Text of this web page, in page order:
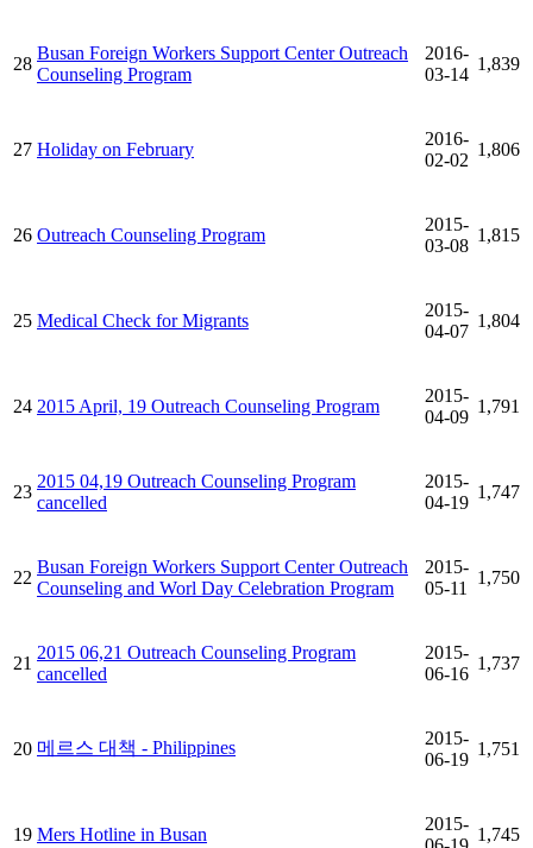
28
Busan Foreign Workers Support Center Outreach
Counseling Program
2016-
03-14
1,839
27 Holiday on February
2016-
02-02
1,806
26 Outreach Counseling Program
2015-
03-08
1,815
25 Medical Check for Migrants
2015-
04-07
1,804
24 2015 April, 19 Outreach Counseling Program
2015-
04-09
1,791
23
2015 04,19 Outreach Counseling Program
cancelled
2015-
04-19
1,747
22
Busan Foreign Workers Support Center Outreach
Counseling and Worl Day Celebration Program
2015-
05-11
1,750
21
2015 06,21 Outreach Counseling Program
cancelled
2015-
06-16
1,737
20 메르스 대책 - Philippines
2015-
06-19
1,751
19 Mers Hotline in Busan
2015-
1,745